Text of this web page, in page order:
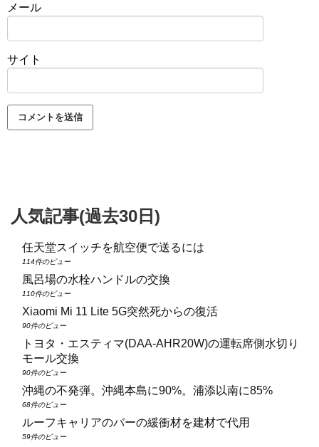
メール
サイト
人気記事(過去30日)
任天堂スイッチを航空便で送るには
114件のビュー
風呂場の水栓ハンドルの交換
110件のビュー
Xiaomi Mi 11 Lite 5G突然死からの復活
90件のビュー
トヨタ・エスティマ(DAA‑AHR20W)の運転席側水切り
モール交換
90件のビュー
沖縄の不発弾。沖縄本島に90%。浦添以南に85%
68件のビュー
ルーフキャリアのバーの緩衝材を建材で代用
59件のビュー